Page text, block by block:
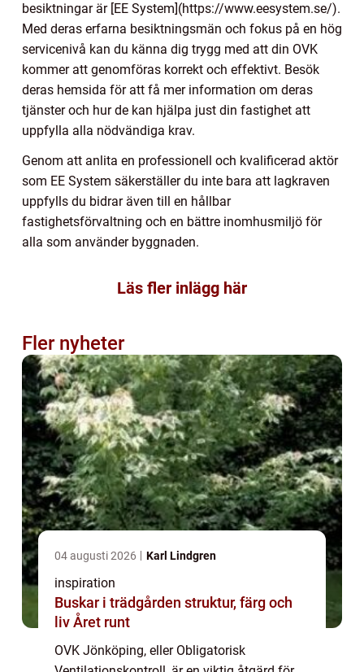
besiktningar är [EE System](https://www.eesystem.se/).
Med deras erfarna besiktningsmän och fokus på en hög
servicenivå kan du känna dig trygg med att din OVK
kommer att genomföras korrekt och effektivt. Besök
deras hemsida för att få mer information om deras
tjänster och hur de kan hjälpa just din fastighet att
uppfylla alla nödvändiga krav.
Genom att anlita en professionell och kvalificerad aktör
som EE System säkerställer du inte bara att lagkraven
uppfylls du bidrar även till en hållbar
fastighetsförvaltning och en bättre inomhusmiljö för
alla som använder byggnaden.
Läs fler inlägg här
Fler nyheter
04 augusti 2026 Karl Lindgren
inspiration
Buskar i trädgården struktur, färg och
liv Året runt
OVK Jönköping, eller Obligatorisk